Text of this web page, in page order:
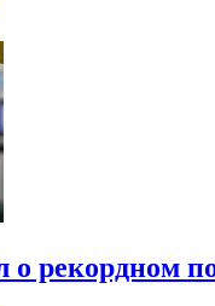
о рекордном